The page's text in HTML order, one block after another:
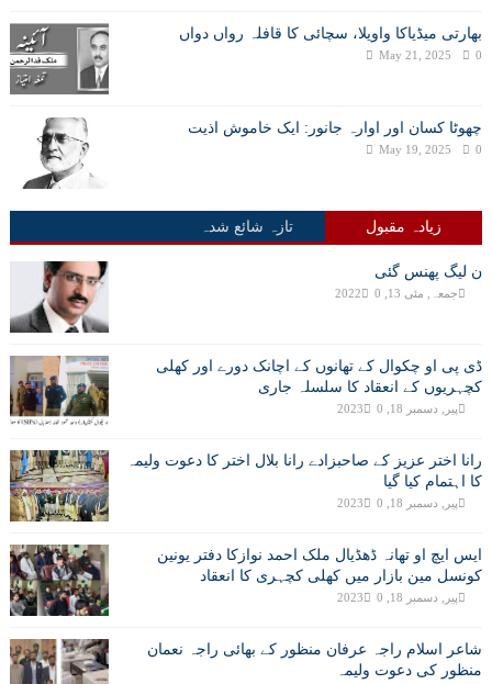
بھارتی میڈیاکا واویلا، سچائی کا قافلہ رواں دواں
May 21, 2025 0
چھوٹا کسان اور اوارہ جانور: ایک خاموش اذیت
May 19, 2025 0
زیادہ مقبول تازہ شائع شدہ
ن لیگ پھنس گئی
جمعہ, مئی 13, 2022 0
ڈی پی او چکوال کے تھانوں کے اچانک دورے اور کھلی
کچہریوں کے انعقاد کا سلسلہ جاری
پیر, دسمبر 18, 2023 0
رانا اختر عزیز کے صاحبزادے رانا بلال اختر کا دعوت ولیمہ
کا اہتمام کیا گیا
پیر, دسمبر 18, 2023 0
ایس ایچ او تھانہ ڈھڈیال ملک احمد نوازکا دفتر یونین
کونسل مین بازار میں کھلی کچہری کا انعقاد
پیر, دسمبر 18, 2023 0
شاعر اسلام راجہ عرفان منظور کے بھائی راجہ نعمان
منظور کی دعوت ولیمہ